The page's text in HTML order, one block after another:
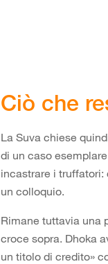
Ciò che
La Suva chiese
di un caso
incastrare i
un colloquio.
Rimane tuttavia una
croce sopra. Dhoka
un titolo di credito»